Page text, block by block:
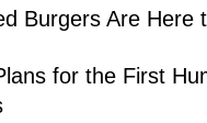
Burgers Are Here
for the First